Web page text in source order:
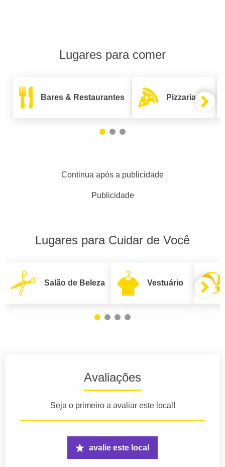
Lugares para comer
Bares & Restaurantes Pizzarias
Continua após a publicidade
Publicidade
Lugares para Cuidar de Você
Salão de Beleza Vestuário
Avaliações
Seja o primeiro a avaliar este local!
avalie este local